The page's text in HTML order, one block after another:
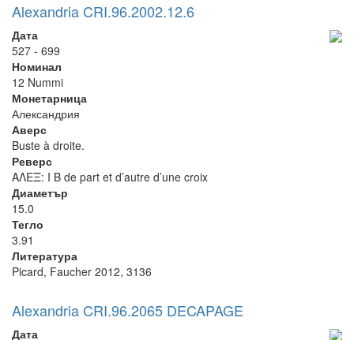
Alexandria CRI.96.2002.12.6
Дата
527 - 699
Номинал
12 Nummi
Монетарница
Александрия
Аверс
Buste à droite.
Реверс
ΑΛΕΞ: I B de part et d’autre d’une croix
Диаметър
15.0
Тегло
3.91
Литература
Picard, Faucher 2012, 3136
Alexandria CRI.96.2065 DECAPAGE
Дата